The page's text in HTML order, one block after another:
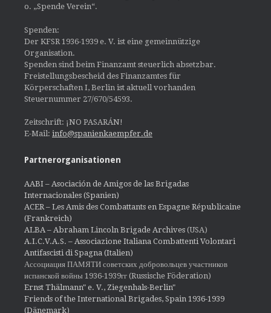
o. „Spende Verein“.
Spenden:
Der KFSR 1936-1939 e. V. ist eine gemeinnützige
Organisation.
Spenden sind beim Finanzamt steuerlich absetzbar.
Freistellungsbescheid des Finanzamtes für
Körperschaften I, Berlin ist aktuell vorhanden
Steuernummer 27/670/54593.
Zeitschrift: ¡NO PASARÁN!
E-Mail: info@spanienkaempfer.de
Partnerorganisationen
AABI – Asociación de Amigos de las Brigadas
Internacionales (Spanien)
ACER – Les Amis des Combattants en Espagne Républicaine
(Frankreich)
ALBA – Abraham Lincoln Brigade Archives (USA)
A.I.C.V.A.S. – Associazione Italiana Combattenti Volontari
Antifascisti di Spagna (Italien)
Ассоциация ПАМЯТИ советских добровольцев участников
испанской войны 1936-1939гг (Russische Föderation)
Ernst Thälmann" e. V., Ziegenhals-Berlin"
Friends of the International Brigades, Spain 1936-1939
(Dänemark)